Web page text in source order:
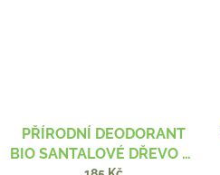
PŘÍRODNÍ DEODORANT
BIO SANTALOVÉ DŘEVO 25